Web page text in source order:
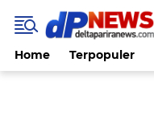
Home Terpopuler